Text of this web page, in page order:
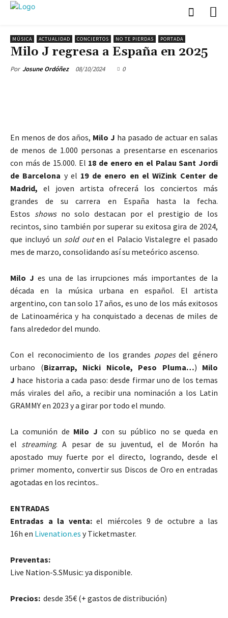
MÚSICA ACTUALIDAD CONCIERTOS NO TE PIERDAS PORTADA
Milo J regresa a España en 2025
Por Josune Ordóñez 08/10/2024 0
En menos de dos años, Milo J ha pasado de actuar en salas
de menos de 1.000 personas a presentarse en escenarios
con más de 15.000. El 18 de enero en el Palau Sant Jordi
de Barcelona y el 19 de enero en el WiZink Center de
Madrid, el joven artista ofrecerá los conciertos más
grandes de su carrera en España hasta la fecha.
Estos showsno solo destacan por el prestigio de los
recintos, sino también por superar su exitosa gira de 2024,
que incluyó un sold outen el Palacio Vistalegre el pasado
mes de marzo, consolidando así su meteórico ascenso.
Milo J es una de las irrupciones más importantes de la
década en la música urbana en español. El artista
argentino, con tan solo 17 años, es uno de los más exitosos
de Latinoamérica y ha conquistado a decenas de miles de
fans alrededor del mundo.
Con el reconocimiento de los grandes popesdel género
urbano (Bizarrap, Nicki Nicole, Peso Pluma…) Milo
J hace historia a cada paso: desde firmar uno de los temas
más virales del año, a recibir una nominación a los Latin
GRAMMY en 2023 y a girar por todo el mundo.
La comunión de Milo J con su público no se queda en
el streaming. A pesar de su juventud, el de Morón ha
apostado muy fuerte por el directo, logrando, desde el
primer momento, convertir sus Discos de Oro en entradas
agotadas en los recintos..
ENTRADAS
Entradas a la venta:el miércoles 9 de octubre a las
16h en Livenation.es y Ticketmaster.
Preventas:
Live Nation-S.SMusic: ya disponible.
Precios: desde 35€ (+ gastos de distribución)